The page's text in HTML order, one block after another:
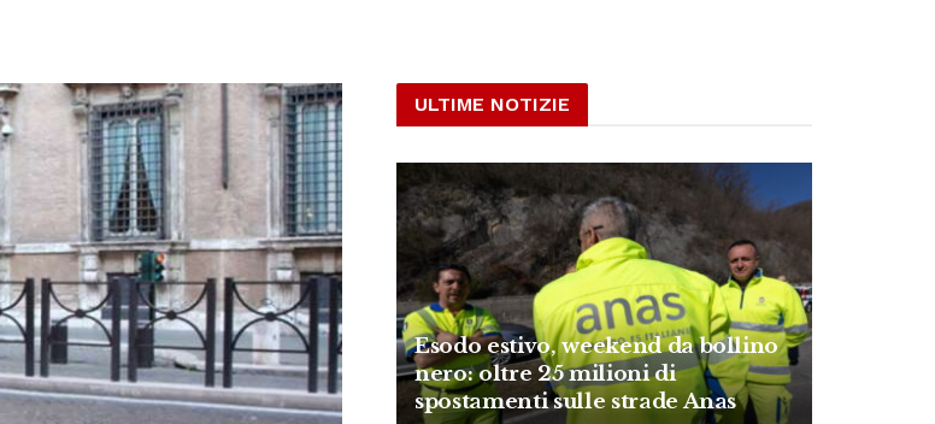
ULTIME NOTIZIE
Esodo estivo, weekend da bollino
nero: oltre 25 milioni di
spostamenti sulle strade Anas